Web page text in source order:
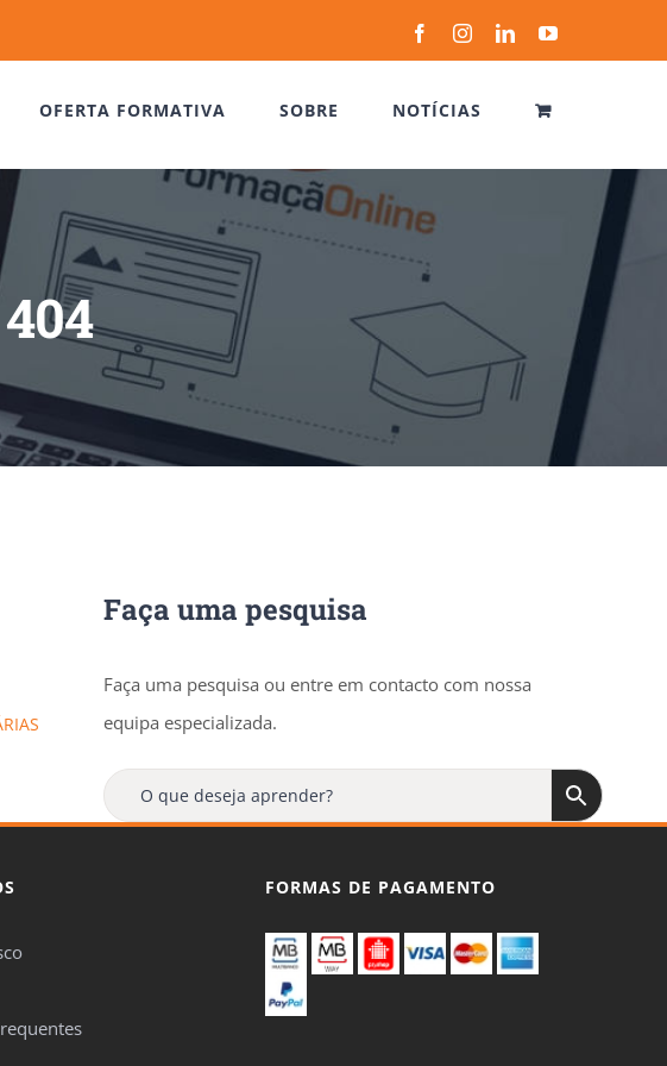
FacebookInstagramLinkedInYouTube
OFERTA FORMATIVA SOBRE NOTÍCIAS
Faça uma pesquisa
Faça uma pesquisa ou entre em contacto com nossa
equipa especializada.
FORMAS DE PAGAMENTO